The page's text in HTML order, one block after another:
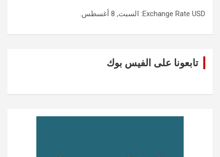
Exchange Rate USD : السبت, 8 أغسطس.
تابعونا على الفيس بوك